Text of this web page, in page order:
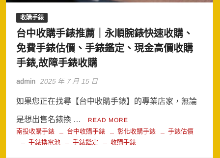
收購手錶
台中收購手錶推薦｜永順腕錶快速收購、
免費手錶估價、手錶鑑定、現金高價收購
手錶,故障手錶收購
admin 2025 年 7 月 15 日
如果您正在找尋【台中收購手錶】的專業店家，無論
是想出售名錶換 … READ MORE
南投收購手錶 台中收購手錶 彰化收購手錶
手錶估價
手錶換電池
手錶鑑定 收購手錶